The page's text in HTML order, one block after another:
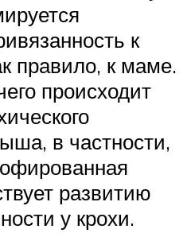
к
правило, к маме.
происходит
в частности,
развитию
у крохи.